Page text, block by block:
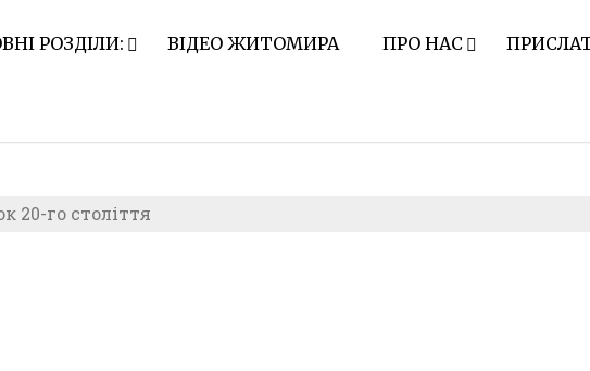
РОЗДІЛИ: ВІДЕО ЖИТОМИРА ПРО НАС
20-го століття